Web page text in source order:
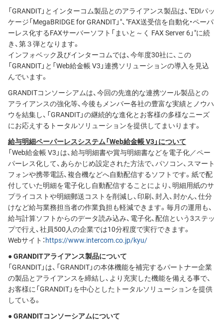
「GRANDIT」とインターコム製品とのアライアンス製品は、"EDIパッ
ケージ「MegaBRIDGE for GRANDIT」"、"FAX送受信を自動化・ペーパ
ーレス化するFAXサーバーソフト「まいと～く FAX Server 6」"に続
き、第３弾となります。
インフォベック及びインターコムでは、今年度30社に、この
「GRANDIT」と「Web給金帳 V3」連携ソリューションの導入を見込
んでいます。
GRANDITコンソーシアムは、今回の先進的な連携ツール製品との
アライアンスの強化等、今後もメンバー各社の豊富な実績とノウハ
ウを結集し、「GRANDIT」の継続的な進化とお客様の多様なニーズ
にお応えするトータルソリューションを提供してまいります。
給与明細ペーパーレスシステム「Web給金帳 V3」について
「Web給金帳 V3」は、給与明細書や賞与明細書などを電子化／ペー
パーレス化して、あらかじめ設定された方法で、パソコン、スマート
フォンや携帯電話、複合機などへ自動配信するソフトです。紙で配
付していた明細を電子化し自動配信することにより、明細用紙のサ
プライコストや明細郵送コストを削減し、印刷、封入、封かん、仕分
けなど給与業務担当者の作業負担も軽減できます。毎月の運用も、
給与計算ソフトからのデータ読み込み、電子化、配信という3ステッ
プで行え、社員500人の企業では10分程度で実行できます。
Webサイト：https://www.intercom.co.jp/kyu/
● GRANDITアライアンス製品について
「GRANDIT」は、「GRANDIT」の本体機能を補完するパートナー企業
の製品とアライアンスを締結し、より充実した機能を備える事で、
お客様に「GRANDIT」を中心としたトータルソリューションを提供
している。
● GRANDITコンソーシアムについて